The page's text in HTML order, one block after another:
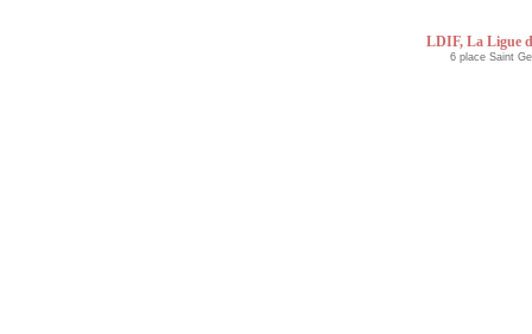
LDIF, La Ligue
6 place Saint